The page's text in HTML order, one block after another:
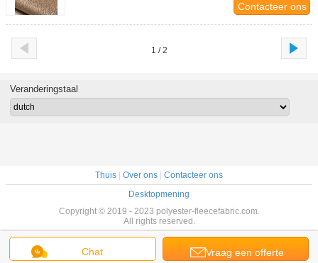
Contacteer ons
1 / 2
Chat Vraag een offerte
Veranderingstaal
Thuis Over ons
Contacteer ons
Desktopmening
Copyright © 2019 - 2023 polyester-fleecefabric.com.
All rights reserved.